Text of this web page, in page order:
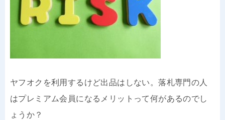
ヤフオクを利用するけど出品はしない。落札専門の人
はプレミアム会員になるメリットって何があるのでし
ょうか？